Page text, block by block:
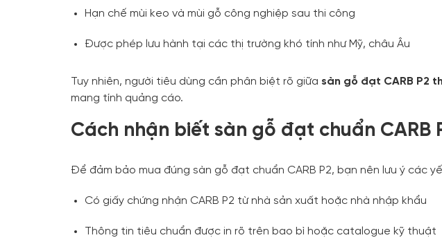
Hạn chế mùi keo và mùi gỗ công nghiệp sau thi công
Được phép lưu hành tại các thị trường khó tính như Mỹ, châu Âu
Tuy nhiên, người tiêu dùng cần phân biệt rõ giữa sàn gỗ đạt CARB P2
mang tính quảng cáo.
Cách nhận biết sàn gỗ đạt chuẩn CARB
Để đảm bảo mua đúng sàn gỗ đạt chuẩn CARB P2, bạn nên lưu ý các
Có giấy chứng nhận CARB P2 từ nhà sản xuất hoặc nhà nhập khẩu
Thông tin tiêu chuẩn được in rõ trên bao bì hoặc catalogue kỹ thuật